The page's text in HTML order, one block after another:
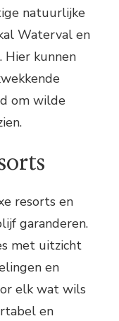
natuurlijke
Waterval en
Hier kunnen
om wilde
resorts en
garanderen.
met uitzicht
en
elk wat wils
en